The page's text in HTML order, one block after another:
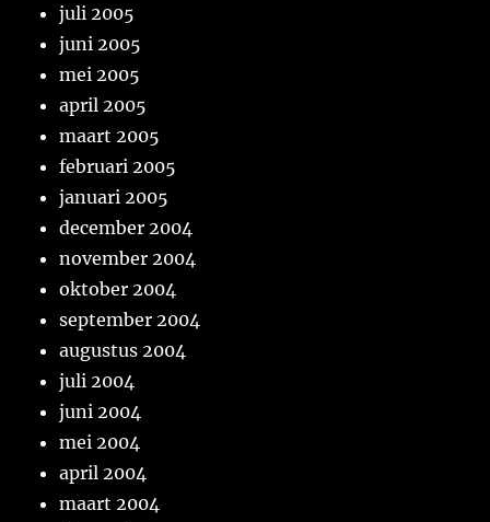
juli 2005
juni 2005
mei 2005
april 2005
maart 2005
februari 2005
januari 2005
december 2004
november 2004
oktober 2004
september 2004
augustus 2004
juli 2004
juni 2004
mei 2004
april 2004
maart 2004